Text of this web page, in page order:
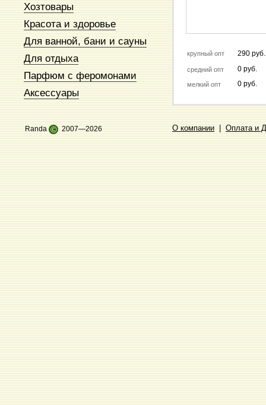
Хозтовары
Красота и здоровье
Для ванной, бани и сауны
Для отдыха
Парфюм с феромонами
Аксессуары
крупный опт 290 руб.
средний опт 0 руб.
мелкий опт 0 руб.
Randa © 2007—2026 О компании Оплата и